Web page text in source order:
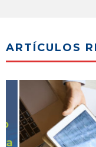
ARTÍCULOS